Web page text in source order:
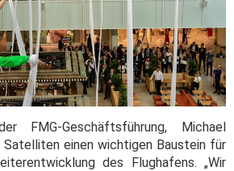
FMG-Geschäftsführung, Michael
Satelliten einen wichtigen Baustein für
des Flughafens. „Wir